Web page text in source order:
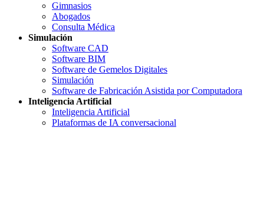
Gimnasios
Abogados
Consulta Médica
Simulación
Software CAD
Software BIM
Software de Gemelos Digitales
Simulación
Software de Fabricación Asistida por Computadora
Inteligencia Artificial
Inteligencia Artificial
Plataformas de IA conversacional